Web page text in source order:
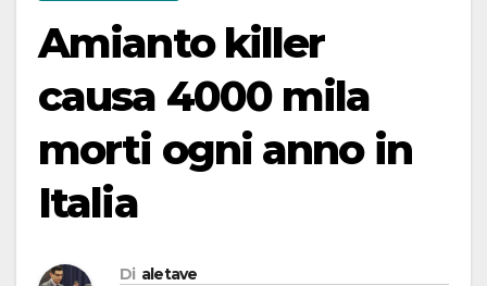
Amianto killer
causa 4000 mila
morti ogni anno in
Italia
Di aletave